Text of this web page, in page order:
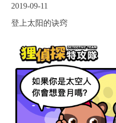
2019-09-11
登上太阳的诀窍